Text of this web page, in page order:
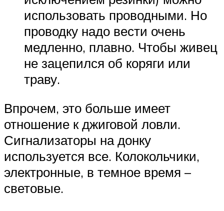
использовать проводными. Но
проводку надо вести очень
медленно, плавно. Чтобы живец
не зацепился об коряги или
траву.
Впрочем, это больше имеет
отношение к джиговой ловли.
Сигнализаторы на донку
используется все. Колокольчики,
электронные, в темное время –
световые.